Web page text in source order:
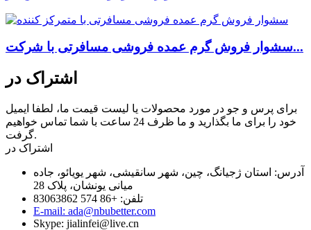
سشوار فروش گرم عمده فروشی مسافرتی با شرکت...
اشتراک در
برای پرس و جو در مورد محصولات یا لیست قیمت ما، لطفا ایمیل
خود را برای ما بگذارید و ما ظرف 24 ساعت با شما تماس خواهیم
گرفت.
اشتراک در
آدرس: استان ژجیانگ، چین، شهر سانقیشی، شهر یویائو، جاده
میانی یونشان، پلاک 28
تلفن: +86 574 83063862
E-mail: ada@nbubetter.com
Skype: jialinfei@live.cn